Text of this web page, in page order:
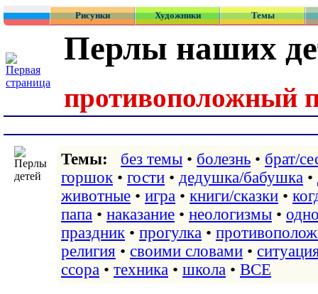
Рисунки Художники Темы
Перлы наших
противоположный
Темы: без темы • болезнь • брат/
горшок• гости • дедушка/бабушка •
животные • игра • книги/сказки •
папа • наказание • неологизмы •
праздник• прогулка •
религия • своими словами •
ссора • техника • школа • ВСЕ